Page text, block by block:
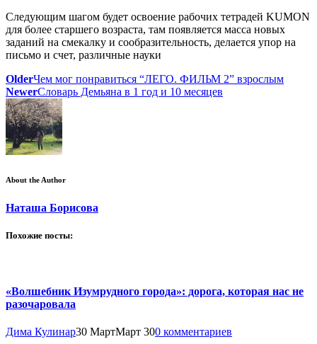
Следующим шагом будет освоение рабочих тетрадей KUMON
для более старшего возраста, там появляется масса новых
заданий на смекалку и сообразительность, делается упор на
письмо и счет, различные науки
OlderЧем мог понравиться “ЛЕГО. ФИЛЬМ 2” взрослым
NewerСловарь Демьяна в 1 год и 10 месяцев
About the Author
Наташа Борисова
Похожие посты:
«Волшебник Изумрудного города»: дорога, которая нас не
разочаровала
Дима Кулинар30 МартМарт 300 комментариев